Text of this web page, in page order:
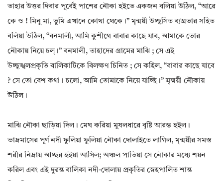
তাহার উত্তর দিবার পূর্বেই পাশের নৌকা হইতে একজন বলিয়া উঠিল, “আরে
কে ও ! মিনু মা, তুমি এখানে কোথা থেকে।” মৃন্ময়ী উচ্ছ্বসিত ব্যগ্রতার সহিত
বলিয়া উঠিল, “বনমালী, আমি কুশীগে বাবার কাছে যাব, আমাকে তোর
নৌকায় নিয়ে চল্।” বনমালী, তাহাদের গ্রামের মাঝি ; সে এই
উচ্ছৃঙ্খলপ্রকৃতি বালিকাটিকে বিলক্ষণ চিনিত ; সে কহিল, “বাবার কাছে যাবে
? সে তো বেশ কথা। চলো, আমি তোমাকে নিয়ে যাচ্ছি।” মৃন্ময়ী নৌকায়
উঠিল।
মাঝি নৌকা ছাড়িয়া দিল। মেঘ করিয়া মুষলধারে বৃষ্টি আরম্ভ হইল।
ভাদ্রমাসের পূর্ণ নদী ফুলিয়া ফুলিয়া নৌকা দোলাইতে লাগিল, মৃন্ময়ীর সমস্ত
শরীর নিদ্রায় আচ্ছন্ন হইয়া আসিল; অঞ্চল পাতিয়া সে নৌকার মধ্যে শয়ন
করিল এবং এই দুরন্ত বালিকা নদী-দোলায় প্রকৃতির স্নেহপালিত শান্ত